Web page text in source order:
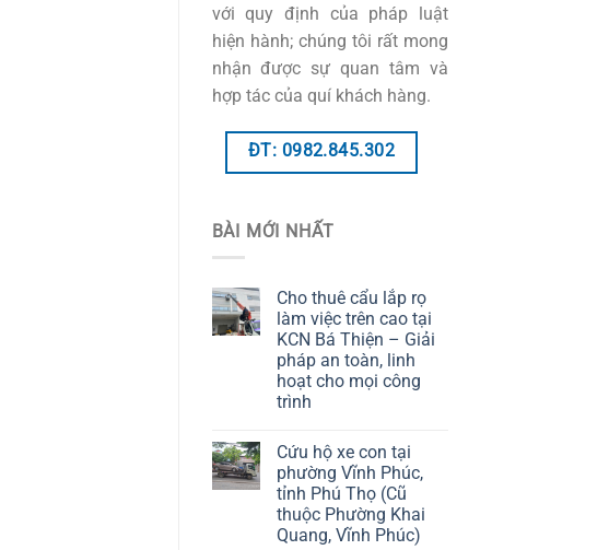
với quy định của pháp luật
hiện hành; chúng tôi rất mong
nhận được sự quan tâm và
hợp tác của quí khách hàng.
ĐT: 0982.845.302
BÀI MỚI NHẤT
Cho thuê cẩu lắp rọ
làm việc trên cao tại
KCN Bá Thiện – Giải
pháp an toàn, linh
hoạt cho mọi công
trình
Cứu hộ xe con tại
phường Vĩnh Phúc,
tỉnh Phú Thọ (Cũ
thuộc Phường Khai
Quang, Vĩnh Phúc)